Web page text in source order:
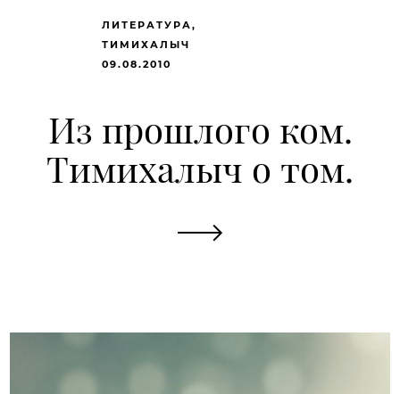
ЛИТЕРАТУРА
ТИМИХАЛЫЧ
09.08.2010
Из прошлого ком.
Тимихалыч о том.